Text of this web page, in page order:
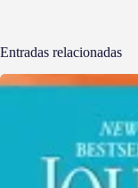
Entradas relacionadas